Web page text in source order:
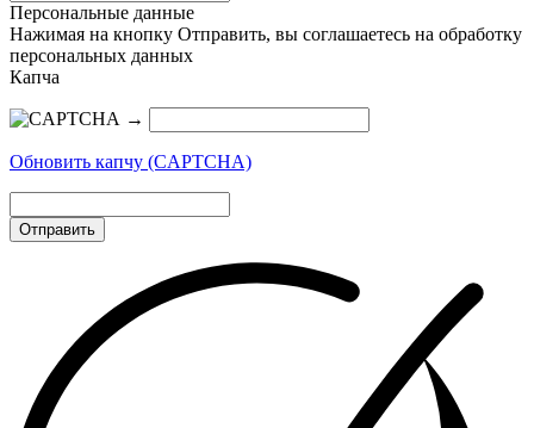
Персональные данные
Нажимая на кнопку Отправить, вы соглашаетесь на обработку
персональных данных
Капча
→
Обновить капчу (CAPTCHA)
Отправить